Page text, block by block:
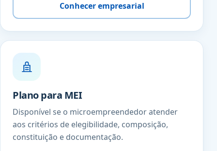
Conhecer empresarial
Plano para MEI
Disponível se o microempreendedor atender
aos critérios de elegibilidade, composição,
constituição e documentação.